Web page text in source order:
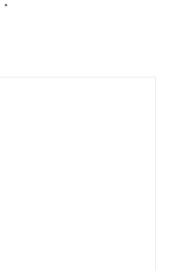
*